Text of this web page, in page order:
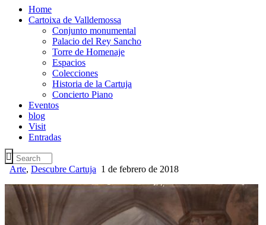
Home
Cartoixa de Valldemossa
Conjunto monumental
Palacio del Rey Sancho
Torre de Homenaje
Espacios
Colecciones
Historia de la Cartuja
Concierto Piano
Eventos
blog
Visit
Entradas
Arte, Descubre Cartuja 1 de febrero de 2018